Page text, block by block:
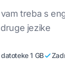
treba s
jezike
1 GB